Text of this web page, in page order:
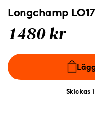
Longchamp
1480 kr
Skickas